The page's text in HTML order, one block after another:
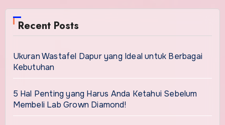
Recent Posts
Ukuran Wastafel Dapur yang Ideal untuk Berbagai
Kebutuhan
5 Hal Penting yang Harus Anda Ketahui Sebelum
Membeli Lab Grown Diamond!